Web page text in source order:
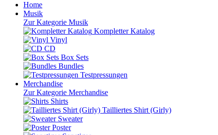
Home
Musik
Zur Kategorie Musik
Kompletter Katalog
Vinyl
CD
Box Sets
Bundles
Testpressungen
Merchandise
Zur Kategorie Merchandise
Shirts
Tailliertes Shirt (Girly)
Sweater
Poster